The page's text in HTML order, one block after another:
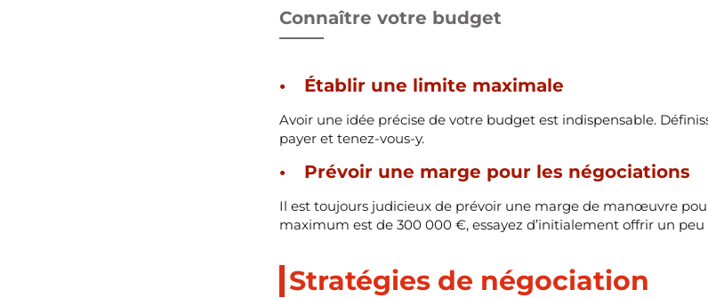
Connaître votre budget
Établir une limite maximale
Avoir une idée précise de votre budget est indispensable.
payer et tenez-vous-y.
Prévoir une marge pour les négociations
Il est toujours judicieux de prévoir une marge de manœuvre
maximum est de 300 000 €, essayez d’initialement offrir un
Stratégies de négociation